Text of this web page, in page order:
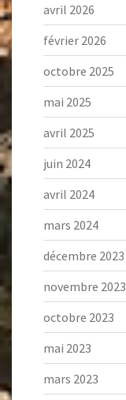
avril 2026
février 2026
octobre 2025
mai 2025
avril 2025
juin 2024
avril 2024
mars 2024
décembre 2023
novembre 2023
octobre 2023
mai 2023
mars 2023